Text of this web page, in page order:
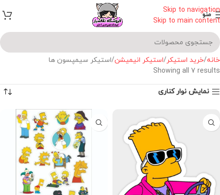
Skip to navigation
Skip to main content
منو
خانه خرید استیکر استیکر انیمیشن استیکر سیمپسون‌ ها
Showing all 7 results
نمایش نوار کناری